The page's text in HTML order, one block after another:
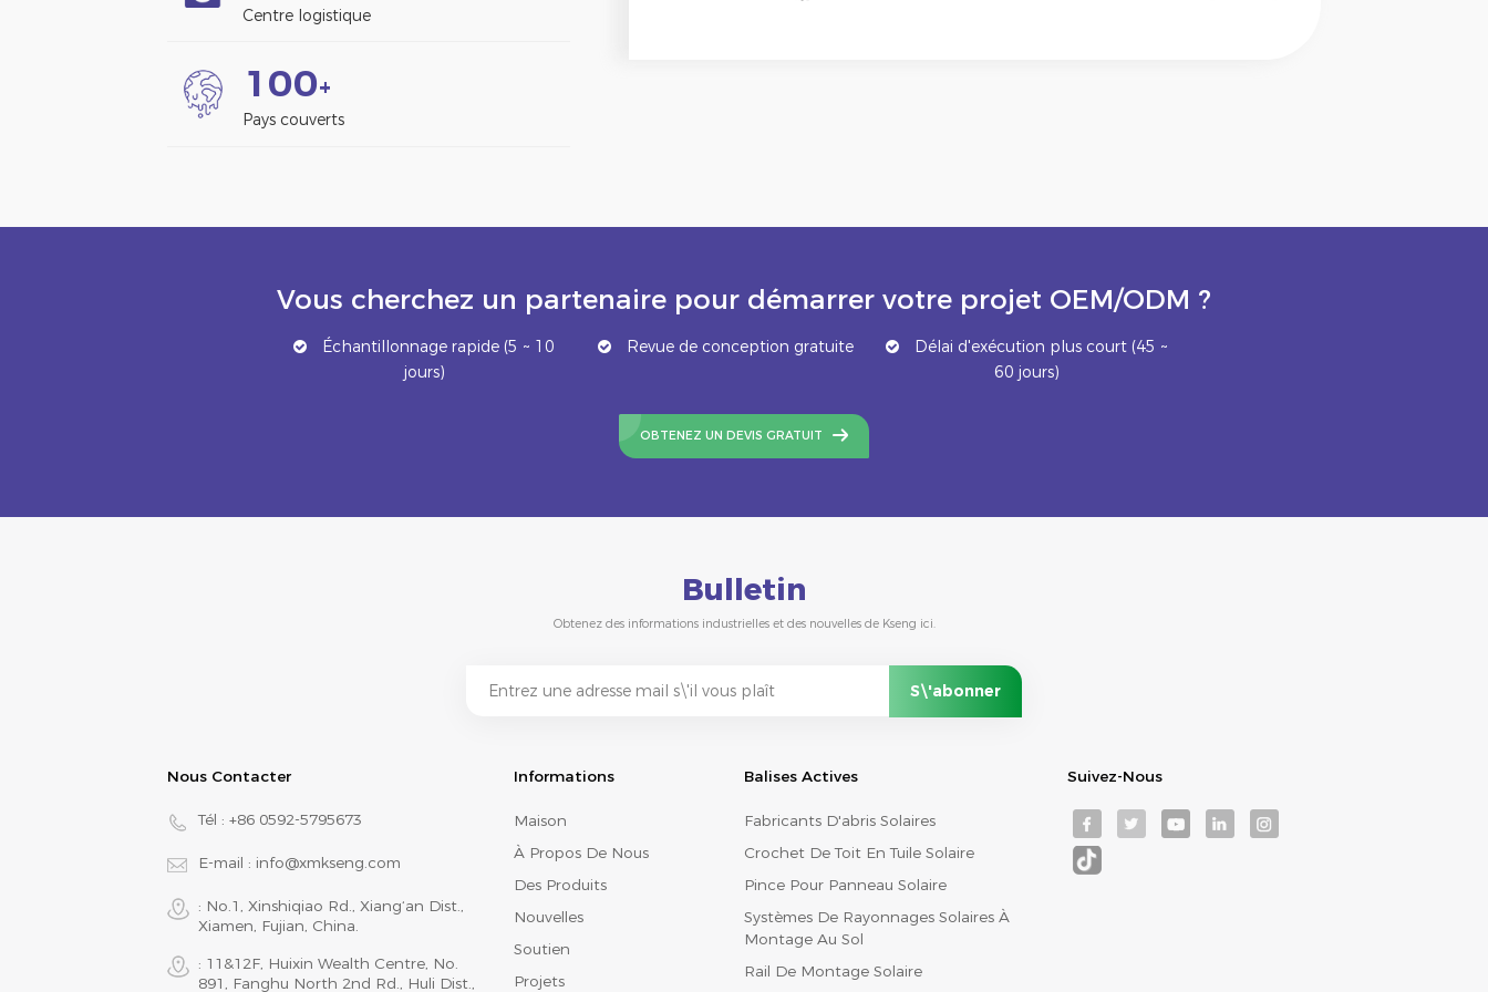
Centre logistique
1 00+
Pays couverts
Vous cherchez un partenaire pour démarrer votre projet OEM/ODM ?
Échantillonnage rapide (5 ~ 10
jours)
Revue de conception gratuite
Délai d'exécution plus court (45 ~
60 jours)
OBTENEZ UN DEVIS GRATUIT
Bulletin
Obtenez des informations industrielles et des nouvelles de Kseng ici.
Nous Contacter
Tél : +86 0592-5795673
E-mail : info@xmkseng.com
: No.1, Xinshiqiao Rd., Xiang‘an Dist.,
Xiamen, Fujian, China.
: 11&12F, Huixin Wealth Centre, No.
891, Fanghu North 2nd Rd., Huli Dist.,
Informations
Maison
À Propos De Nous
Des Produits
Nouvelles
Soutien
Projets
Balises Actives
Fabricants D'abris Solaires
Crochet De Toit En Tuile Solaire
Pince Pour Panneau Solaire
Systèmes De Rayonnages Solaires À
Montage Au Sol
Rail De Montage Solaire
Suivez-Nous